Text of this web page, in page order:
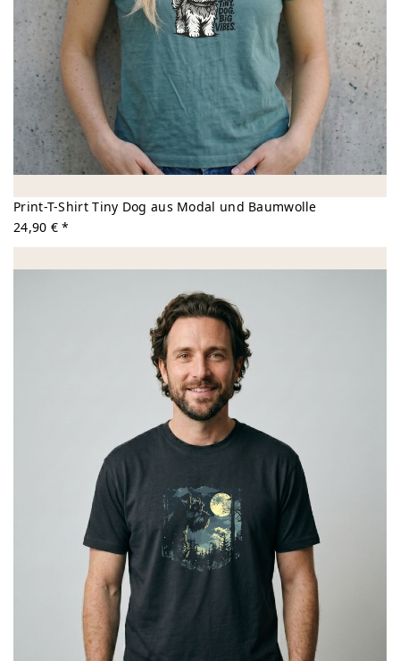
Print-T-Shirt Tiny Dog aus Modal und Baumwolle
24,90 € *